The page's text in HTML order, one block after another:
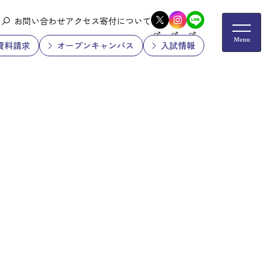
お問い合わせアクセス寄付について
料請求 オープンキャンパス 入試情報